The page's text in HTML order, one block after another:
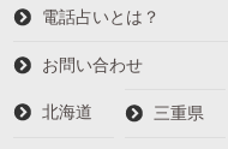
電話占いとは？
お問い合わせ
北海道 三重県